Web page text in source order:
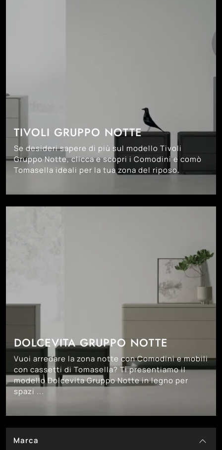
Marca
TIVOLI GRUPPO NOTTE
Se desideri sapere di più sul modello Tivoli
Gruppo Notte, clicca e scopri i Comodini e comò
Tomasella ideali per la tua zona del riposo.
DOLCEVITA GRUPPO NOTTE
Vuoi arredare la zona notte con Comodini e mobili
con cassetti di Tomasella? Ti presentiamo il
modello Dolcevita Gruppo Notte in legno per
spazi ...